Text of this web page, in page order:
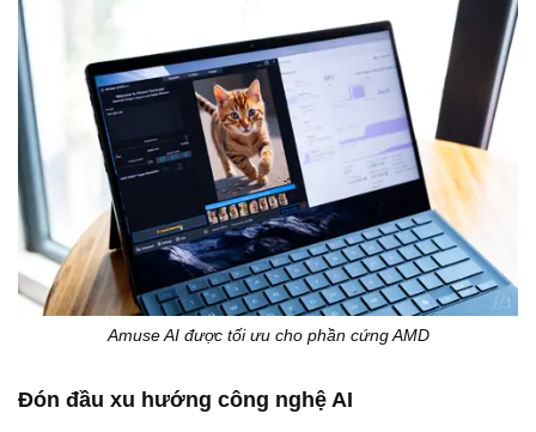
Amuse AI được tối ưu cho phần cứng AMD
Đón đầu xu hướng công nghệ AI